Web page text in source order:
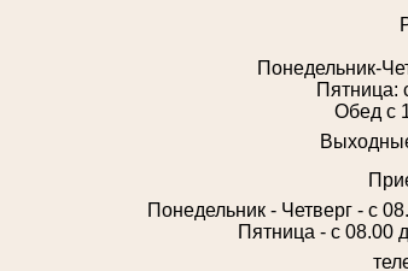
Понедельник-
Пятница:
Обед с
Понедельник - Четверг - с
Пятница - с 08.00